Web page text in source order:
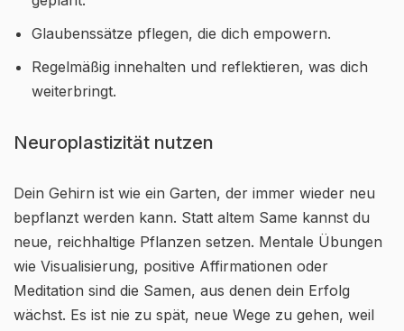
Glaubenssätze pflegen, die dich empowern.
Regelmäßig innehalten und reflektieren, was dich
weiterbringt.
Neuroplastizität nutzen
Dein Gehirn ist wie ein Garten, der immer wieder neu
bepflanzt werden kann. Statt altem Same kannst du
neue, reichhaltige Pflanzen setzen. Mentale Übungen
wie Visualisierung, positive Affirmationen oder
Meditation sind die Samen, aus denen dein Erfolg
wächst. Es ist nie zu spät, neue Wege zu gehen, weil